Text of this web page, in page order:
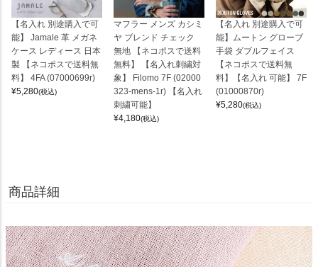
【名入れ 別途購入で可
能】 Jamale 革 メガネ
ケース レディース 日本
製 【ネコポスで送料無
料】 4FA (07000699r)
¥5,280(税込)
マフラー メンズ カシミ
ヤ ブレンド チェック
無地 【ネコポスで送料
無料】 【名入れ刺繍対
象】 Filomo 7F (02000
323-mens-1r) 【名入れ
刺繍可能】
¥4,180(税込)
【名入れ 別途購入で可
能】ムートン グローブ
手袋 ダブルフェイス
【ネコポスで送料無
料】【名入れ 可能】 7F
(01000870r)
¥5,280(税込)
商品詳細